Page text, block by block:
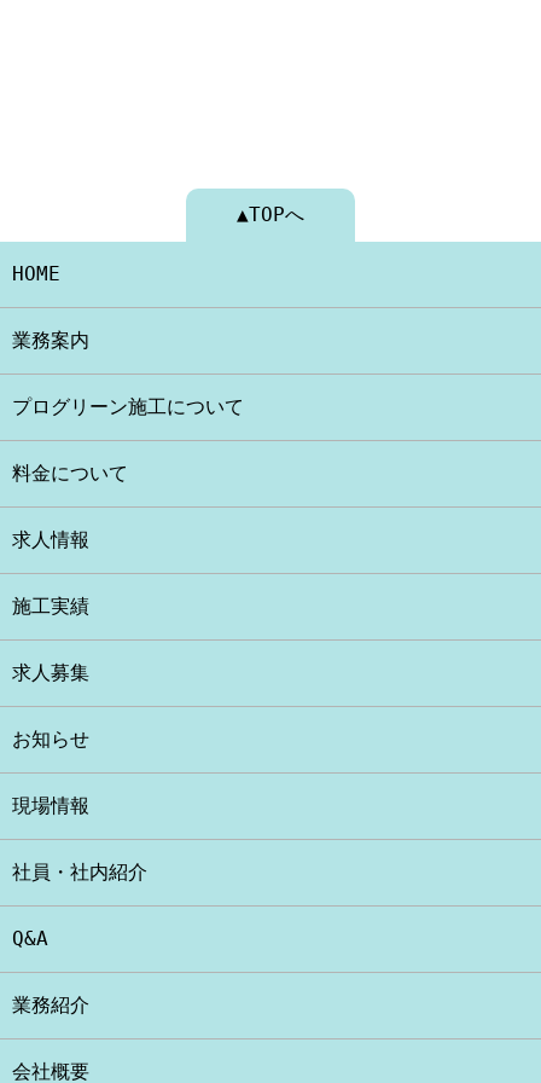
▲TOPへ
HOME
業務案内
プログリーン施工について
料金について
求人情報
施工実績
求人募集
お知らせ
現場情報
社員・社内紹介
Q&A
業務紹介
会社概要